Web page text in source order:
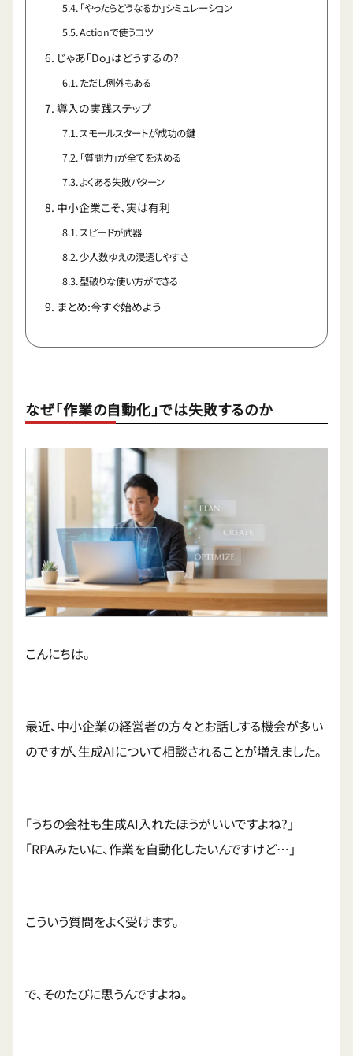
「やったらどうなるか」シミュレーション
Actionで使うコツ
じゃあ「Do」はどうするの?
ただし例外もある
導入の実践ステップ
スモールスタートが成功の鍵
「質問力」が全てを決める
よくある失敗パターン
中小企業こそ、実は有利
スピードが武器
少人数ゆえの浸透しやすさ
型破りな使い方ができる
まとめ:今すぐ始めよう
なぜ「作業の自動化」では失敗するのか
こんにちは。
最近、中小企業の経営者の方々とお話しする機会が多い
のですが、生成AIについて相談されることが増えました。
「うちの会社も生成AI入れたほうがいいですよね?」
「RPAみたいに、作業を自動化したいんですけど…」
こういう質問をよく受けます。
で、そのたびに思うんですよね。